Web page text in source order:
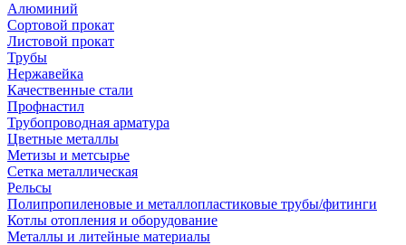
Алюминий
Сортовой прокат
Листовой прокат
Трубы
Нержавейка
Качественные стали
Профнастил
Трубопроводная арматура
Цветные металлы
Метизы и метсырье
Сетка металлическая
Рельсы
Полипропиленовые и металлопластиковые трубы/фитинги
Котлы отопления и оборудование
Металлы и литейные материалы